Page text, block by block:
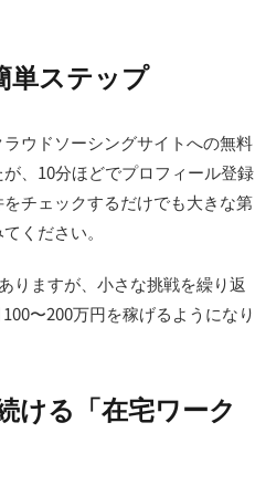
単ステップ
ウドソーシングサイトへの無料
、10分ほどでプロフィール登録
チェックするだけでも大きな第
ください。
りますが、小さな挑戦を繰り返
〜200万円を稼げるようになり
ける「在宅ワーク